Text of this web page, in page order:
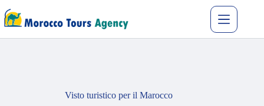
Visto turistico per il Marocco